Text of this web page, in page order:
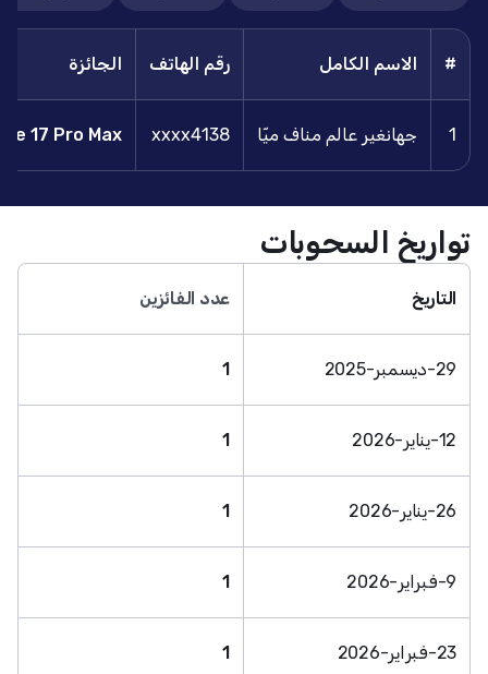
# الاسم الكامل رقم الهاتف الجائزة
1 جهانغير عالم مناف ميّا xxxx4138
17 Pro Max
تواريخ السحوبات
التاريخ عدد الفائزين
29-ديسمبر-2025 1
12-يناير-2026 1
26-يناير-2026 1
9-فبراير-2026 1
23-فبراير-2026 1